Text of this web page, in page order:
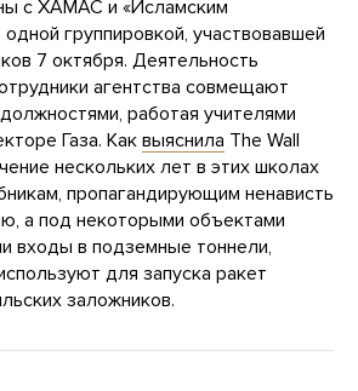
с ХАМАС и «Исламским
группировкой, участвовавшей
7 октября. Деятельность
агентства совмещают
работая учителями
Газа. Как выяснила The Wall
нескольких лет в этих школах
пропагандирующим ненависть
а под некоторыми объектами
входы в подземные тоннели,
для запуска ракет
заложников.